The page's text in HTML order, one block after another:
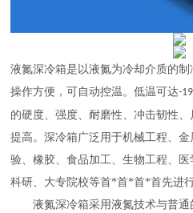
液氮深冷箱是以液氮为冷却介质的制
操作方便，可自动控温。低温可达-
的硬度、强度、耐磨性、冲击韧性
提高。深冷箱广泛用于机械工程、
验、橡胶、食品加工、生物工程、
科研、大专院校等首*首*首*首先进行
液氮深冷箱采用液氮技术与普通